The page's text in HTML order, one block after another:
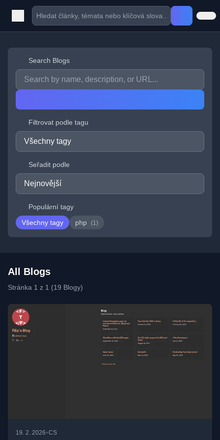
Search Blogs
Filtrovat podle tagu
Seřadit podle
Populární tagy
Všechny tagy
php (1)
All Blogs
Stránka 1 z 1 (19 Blogy)
19. 2. 2026•CS